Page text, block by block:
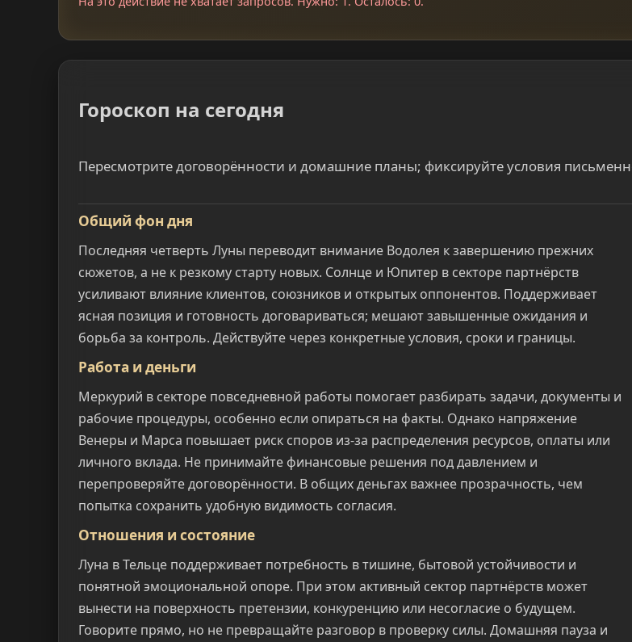
Гороскоп на сегодня
Пересмотрите договорённости и домашние планы; фиксируйте условия
Общий фон дня
Последняя четверть Луны переводит внимание Водолея к завершению прежних
сюжетов, а не к резкому старту новых. Солнце и Юпитер в секторе партнёрств
усиливают влияние клиентов, союзников и открытых оппонентов. Поддерживает
ясная позиция и готовность договариваться; мешают завышенные ожидания и
борьба за контроль. Действуйте через конкретные условия, сроки и границы.
Работа и деньги
Меркурий в секторе повседневной работы помогает разбирать задачи, документы и
рабочие процедуры, особенно если опираться на факты. Однако напряжение
Венеры и Марса повышает риск споров из-за распределения ресурсов, оплаты или
личного вклада. Не принимайте финансовые решения под давлением и
перепроверяйте договорённости. В общих деньгах важнее прозрачность, чем
попытка сохранить удобную видимость согласия.
Отношения и состояние
Луна в Тельце поддерживает потребность в тишине, бытовой устойчивости и
понятной эмоциональной опоре. При этом активный сектор партнёрств может
вынести на поверхность претензии, конкуренцию или несогласие о будущем.
Говорите прямо, но не превращайте разговор в проверку силы. Домашняя пауза и